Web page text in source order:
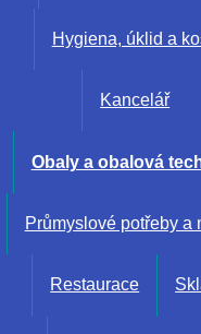
Hygiena, úklid a
Kancelář
Obaly a obalová
Průmyslové potřeby a
Restaurace